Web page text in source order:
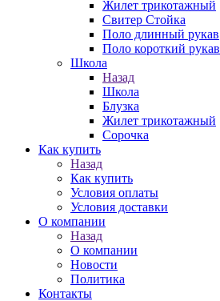
Жилет трикотажный
Свитер Стойка
Поло длинный рукав
Поло короткий рукав
Школа
Назад
Школа
Блузка
Жилет трикотажный
Сорочка
Как купить
Назад
Как купить
Условия оплаты
Условия доставки
О компании
Назад
О компании
Новости
Политика
Контакты